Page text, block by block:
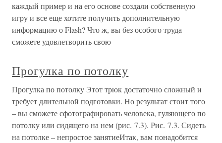
каждый пример и на его основе создали собственную
игру и все еще хотите получить дополнительную
информацию о Flash? Что ж, вы без особого труда
сможете удовлетворить свою
Прогулка по потолку
Прогулка по потолку Этот трюк достаточно сложный и
требует длительной подготовки. Но результат стоит того
– вы сможете сфотографировать человека, гуляющего по
потолку или сидящего на нем (рис. 7.3). Рис. 7.3. Сидеть
на потолке – непростое занятиеИтак, вам понадобится